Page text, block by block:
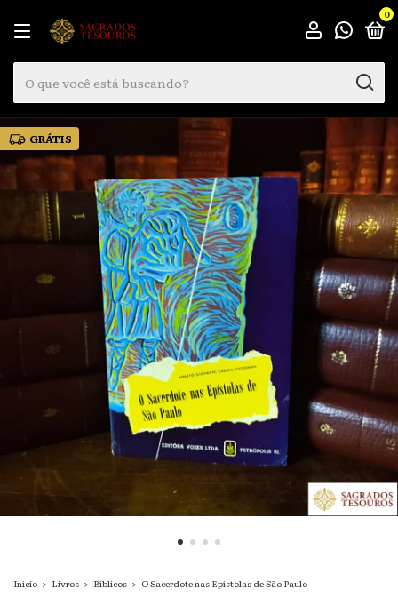
0
GRÁTIS
Início > Livros > Bíblicos > O Sacerdote nas Epístolas de São Paulo